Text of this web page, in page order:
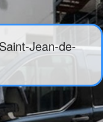
Jean-de-